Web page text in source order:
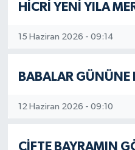
HİCRİ YENİ YILA
15 Haziran 2026 - 09:14
BABALAR GÜNÜNE
12 Haziran 2026 - 09:10
ÇİFTE BAYRAMIN